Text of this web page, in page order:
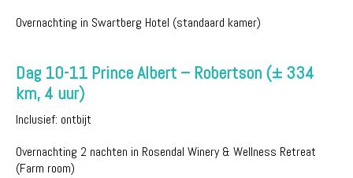
Overnachting in Swartberg Hotel (standaard kamer)
Dag 10-11 Prince Albert – Robertson (± 334
km, 4 uur)
Inclusief: ontbijt
Overnachting 2 nachten in Rosendal Winery & Wellness Retreat
(Farm room)